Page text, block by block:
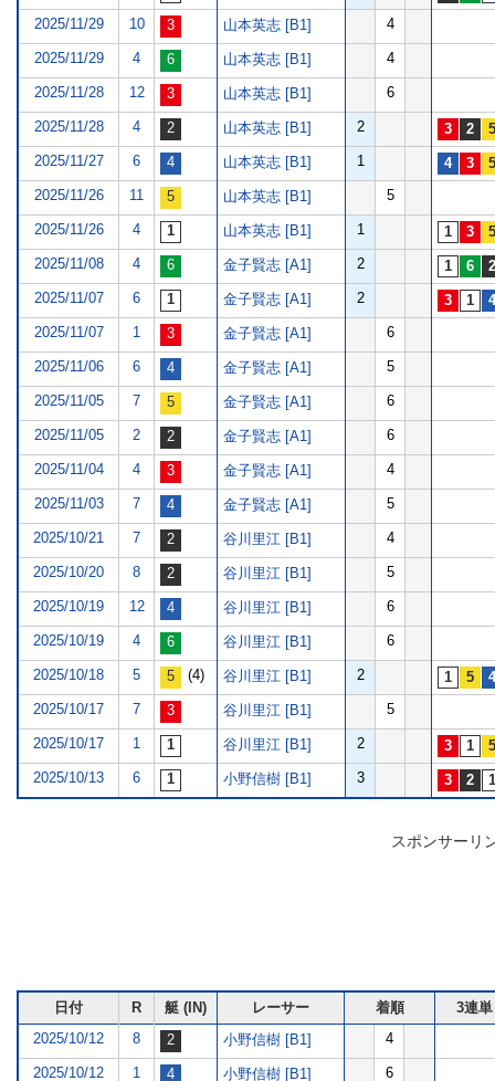
2025/11/29 10 山本英志 [B1] 4
2025/11/29 4 山本英志 [B1] 4
2025/11/28 12 山本英志 [B1] 6
2025/11/28 4 山本英志 [B1] 2
2025/11/27 6 山本英志 [B1] 1
2025/11/26 11 山本英志 [B1] 5
2025/11/26 4 山本英志 [B1] 1
2025/11/08 4 金子賢志 [A1] 2
2025/11/07 6 金子賢志 [A1] 2
2025/11/07 1 金子賢志 [A1] 6
2025/11/06 6 金子賢志 [A1] 5
2025/11/05 7 金子賢志 [A1] 6
2025/11/05 2 金子賢志 [A1] 6
2025/11/04 4 金子賢志 [A1] 4
2025/11/03 7 金子賢志 [A1] 5
2025/10/21 7 谷川里江 [B1] 4
2025/10/20 8 谷川里江 [B1] 5
2025/10/19 12 谷川里江 [B1] 6
2025/10/19 4 谷川里江 [B1] 6
2025/10/18 5 (4) 谷川里江 [B1] 2
2025/10/17 7 谷川里江 [B1] 5
2025/10/17 1 谷川里江 [B1] 2
2025/10/13 6 小野信樹 [B1] 3
スポンサーリ
日付 R 艇 (IN) レーサー 着順
3連単
2025/10/12
8 小野信樹 [B1] 4
2025/10/12 1 小野信樹 [B1] 6